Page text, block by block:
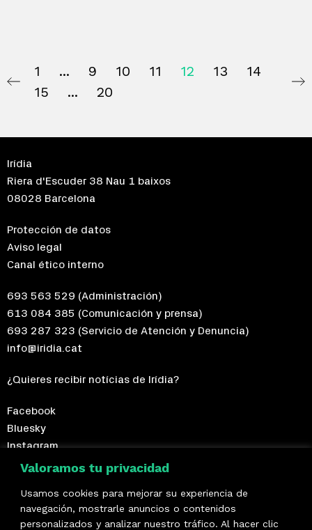
Valoramos tu privacidad
Usamos cookies para mejorar su experiencia de
navegación, mostrarle anuncios o contenidos
personalizados y analizar nuestro tráfico. Al hacer clic
1 9 10 11 12 13
14
15
20
Irídia
Riera d'Escuder 38 Nau 1 baixos
08028 Barcelona
Protección de datos
Aviso legal
Canal ético interno
693 563 529 (Administración)
613 084 385 (Comunicación y prensa)
693 287 323 (Servicio de Atención y Denuncia)
info@iridia.cat
¿Quieres recibir notícias de Irídia?
Facebook
Bluesky
Instagram
Telegram
¡Hazte socio/a!